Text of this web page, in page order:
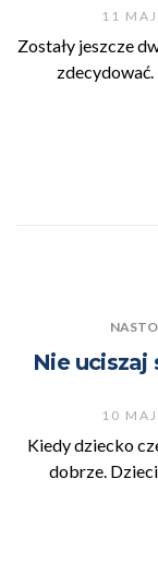
11
Zostały jeszcze
Nie
10
Kiedy dziecko
dobrze.